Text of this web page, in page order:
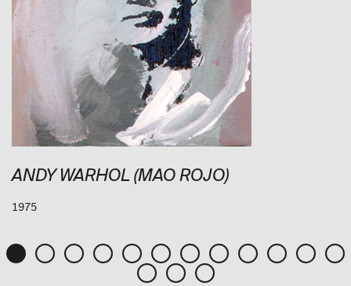
ANDY WARHOL (MAO ROJO)
1975